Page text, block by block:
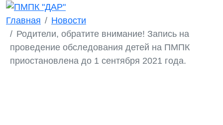
Главная
Новости
Родители, обратите внимание! Запись на
проведение обследования детей на ПМПК
приостановлена до 1 сентября 2021 года.